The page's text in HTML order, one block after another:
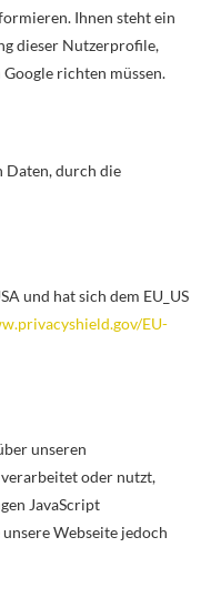
Ihnen steht ein
dieser Nutzerprofile,
richten müssen.
Daten, durch die
und hat sich dem EU_US
EU-
unseren
oder nutzt,
JavaScript
Webseite jedoch